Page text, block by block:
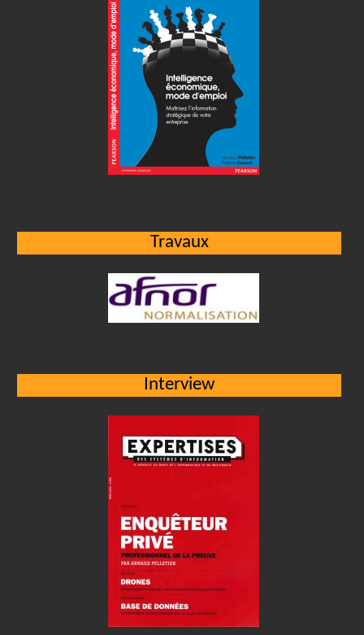
Travaux
Interview